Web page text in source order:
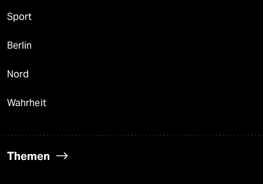
Sport
Berlin
Nord
Wahrheit
Themen